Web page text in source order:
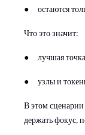
● остаются
Что это значит:
● лучшая точка
● узлы и
В этом
держать фокус,